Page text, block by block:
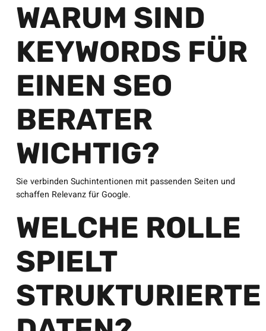
WARUM SIND
KEYWORDS FÜR
EINEN SEO
BERATER
WICHTIG?
Sie verbinden Suchintentionen mit passenden Seiten und
schaffen Relevanz für Google.
WELCHE ROLLE
SPIELT
STRUKTURIERTE